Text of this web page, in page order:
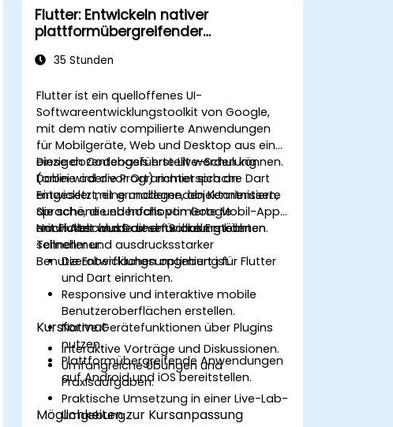
Flutter: Entwickeln nativer
plattformübergreifender
35 Stunden
Flutter ist ein quelloffenes UI-
Softwareentwicklungstoolkit von Google,
mit dem nativ compilierte Anwendungen
für Mobilgeräte, Web und Desktop aus einer
einzigen Codebasis erstellt werden können.
Dabei wird die Programmiersprache Dart
eingesetzt, eine moderne, objektorientierte
Sprache, die ebenfalls von Google
entwickelt wurde und für das Erstellen
schneller und ausdrucksstarker
Benutzeroberflächen optimiert ist.
Diese dozentengeführte Live-Schulung
(online oder vor Ort) richtet sich an
Entwickler mit grundlegenden Kenntnissen,
die schöne und hochoptimierte Mobil-Apps
mit Flutter und Dart entwickeln möchten.
Nach Abschluss dieser Schulung können
Teilnehmer:
Die Entwicklungsumgebung für Flutter
und Dart einrichten.
Responsive und interaktive mobile
Benutzeroberflächen erstellen.
Native Gerätefunktionen über Plugins
nutzen.
Plattformübergreifende Anwendungen
auf Android und iOS bereitstellen.
Kursformat
Interaktive Vorträge und Diskussionen.
Umfangreiche Übungen und
Praxisaufgaben.
Praktische Umsetzung in einer Live-Lab-
Umgebung.
Möglichkeiten zur Kursanpassung